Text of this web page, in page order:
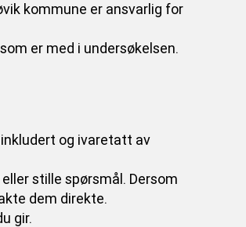
kommune er ansvarlig for
er med i undersøkelsen.
og ivaretatt av
stille spørsmål. Dersom
dem direkte.
gir.